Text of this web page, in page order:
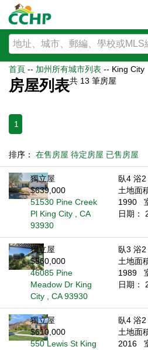
首頁 -- 加州所有城市列表 -- King City
房屋列表共 13 筆房屋
1
排序： 在售房屋 待定房屋 已售房屋
獨立屋
$639,000
51530 Pine Creek
Pl King City , CA
93930
臥4 浴2
土地面
1990
日期：
獨立屋
$560,000
46085 Pine
Meadow Dr King
City , CA 93930
臥3 浴2
土地面
1989
日期：
獨立屋
$610,000
550 Lewis St King
臥4 浴2
土地面
2016